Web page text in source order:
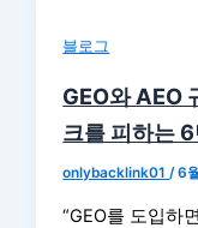
블로그
GEO와 AEO
크를 피하는
onlybacklink01/6
“GEO를 도입하